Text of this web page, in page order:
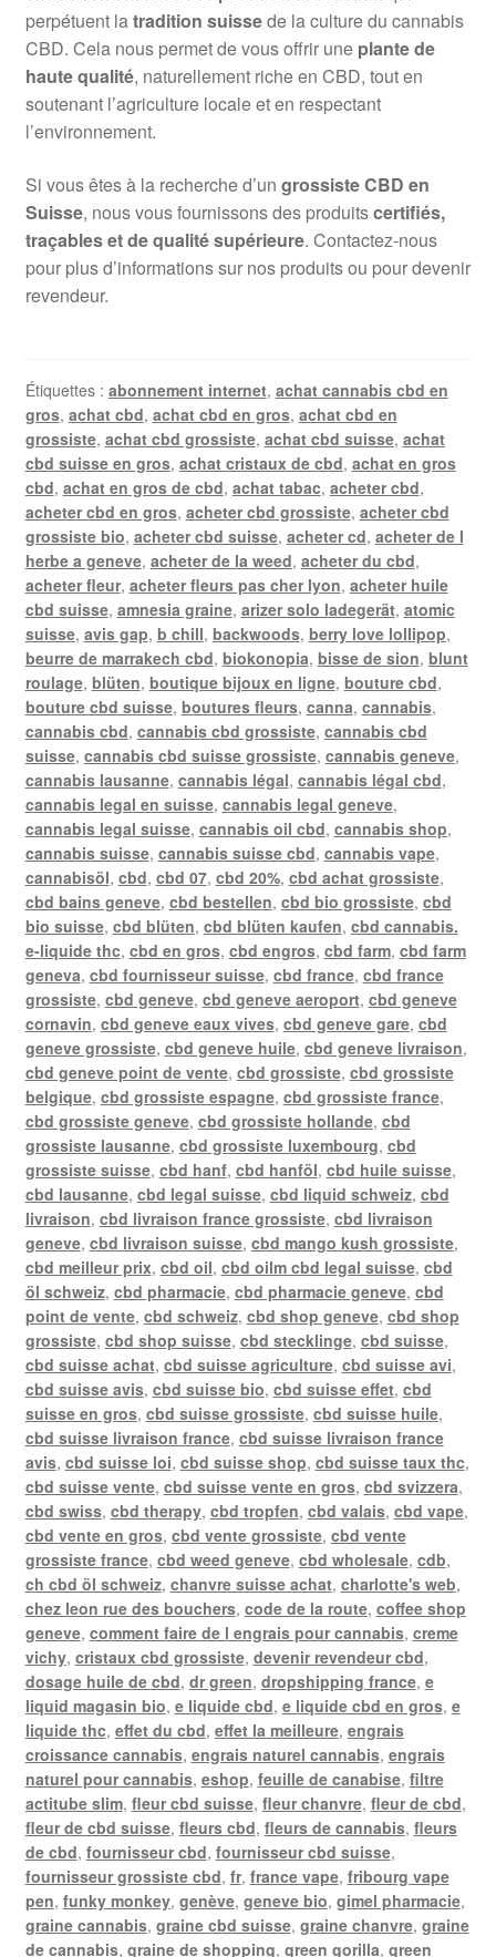
perpétuent latradition suissede la culture du cannabis
CBD. Cela nous permet de vous offrir une plante de
haute qualité, naturellement riche en CBD, tout en
soutenant l’agriculture locale et en respectant
l’environnement.
Si vous êtes à la recherche d’un grossiste CBD en
Suisse, nous vous fournissons des produitscertifiés,
traçables et de qualité supérieure. Contactez-nous
pour plus d’informations sur nos produits ou pour devenir
revendeur.
Étiquettes : abonnement internet, achat cannabis cbd en
gros, achat cbd, achat cbd en gros, achat cbd en
grossiste, achat cbd grossiste, achat cbd suisse, achat
cbd suisse en gros, achat cristaux de cbd, achat en gros
cbd, achat en gros de cbd, achat tabac, acheter cbd,
acheter cbd en gros, acheter cbd grossiste, acheter cbd
grossiste bio, acheter cbd suisse, acheter cd, acheter de l
herbe a geneve, acheter de la weed, acheter du cbd,
acheter fleur, acheter fleurs pas cher lyon, acheter huile
cbd suisse, amnesia graine, arizer solo ladegerät, atomic
suisse, avis gap, b chill, backwoods, berry love lollipop,
beurre de marrakech cbd, biokonopia, bisse de sion, blunt
roulage, blüten, boutique bijoux en ligne, bouture cbd,
bouture cbd suisse, boutures fleurs, canna, cannabis,
cannabis cbd, cannabis cbd grossiste, cannabis cbd
suisse, cannabis cbd suisse grossiste, cannabis geneve,
cannabis lausanne, cannabis légal, cannabis légal cbd,
cannabis legal en suisse, cannabis legal geneve,
cannabis legal suisse, cannabis oil cbd, cannabis shop,
cannabis suisse, cannabis suisse cbd, cannabis vape,
cannabisöl, cbd, cbd 07, cbd 20%, cbd achat grossiste,
cbd bains geneve, cbd bestellen, cbd bio grossiste, cbd
bio suisse, cbd blüten, cbd blüten kaufen, cbd cannabis.
e-liquide thc, cbd en gros, cbd engros, cbd farm, cbd farm
geneva, cbd fournisseur suisse, cbd france, cbd france
grossiste, cbd geneve, cbd geneve aeroport, cbd geneve
cornavin, cbd geneve eaux vives, cbd geneve gare, cbd
geneve grossiste, cbd geneve huile, cbd geneve livraison,
cbd geneve point de vente, cbd grossiste, cbd grossiste
belgique, cbd grossiste espagne, cbd grossiste france,
cbd grossiste geneve, cbd grossiste hollande, cbd
grossiste lausanne, cbd grossiste luxembourg, cbd
grossiste suisse, cbd hanf, cbd hanföl, cbd huile suisse,
cbd lausanne, cbd legal suisse, cbd liquid schweiz, cbd
livraison, cbd livraison france grossiste, cbd livraison
geneve, cbd livraison suisse, cbd mango kush grossiste,
cbd meilleur prix, cbd oil, cbd oilm cbd legal suisse, cbd
öl schweiz, cbd pharmacie, cbd pharmacie geneve, cbd
point de vente, cbd schweiz, cbd shop geneve, cbd shop
grossiste, cbd shop suisse, cbd stecklinge, cbd suisse,
cbd suisse achat, cbd suisse agriculture, cbd suisse avi,
cbd suisse avis, cbd suisse bio, cbd suisse effet, cbd
suisse en gros, cbd suisse grossiste, cbd suisse huile,
cbd suisse livraison france, cbd suisse livraison france
avis, cbd suisse loi, cbd suisse shop, cbd suisse taux thc,
cbd suisse vente, cbd suisse vente en gros, cbd svizzera,
cbd swiss, cbd therapy, cbd tropfen, cbd valais, cbd vape,
cbd vente en gros, cbd vente grossiste, cbd vente
grossiste france, cbd weed geneve, cbd wholesale, cdb,
ch cbd öl schweiz, chanvre suisse achat, charlotte's web,
chez leon rue des bouchers, code de la route, coffee shop
geneve, comment faire de l engrais pour cannabis, creme
vichy, cristaux cbd grossiste, devenir revendeur cbd,
dosage huile de cbd, dr green, dropshipping france, e
liquid magasin bio, e liquide cbd, e liquide cbd en gros, e
liquide thc, effet du cbd, effet la meilleure, engrais
croissance cannabis, engrais naturel cannabis, engrais
naturel pour cannabis, eshop, feuille de canabise, filtre
actitube slim, fleur cbd suisse, fleur chanvre, fleur de cbd,
fleur de cbd suisse, fleurs cbd, fleurs de cannabis, fleurs
de cbd, fournisseur cbd, fournisseur cbd suisse,
fournisseur grossiste cbd, fr, france vape, fribourg vape
pen, funky monkey, genève, geneve bio, gimel pharmacie,
graine cannabis, graine cbd suisse, graine chanvre, graine
de cannabis, graine de shopping, green gorilla, green